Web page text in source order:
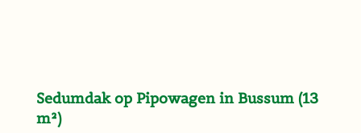
Sedumdak op Pipowagen in Bussum (13
m²)